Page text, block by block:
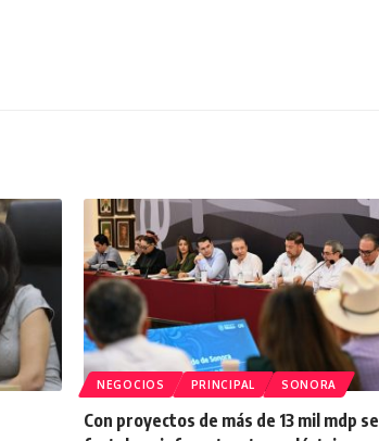
NEGOCIOS PRINCIPAL SONORA
Con proyectos de más de 13 mil mdp se